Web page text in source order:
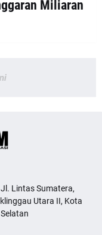
Miliaran
Jl. Lintas Sumatera,
Utara II, Kota